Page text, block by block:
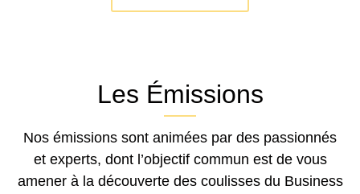
Les Émissions
Nos émissions sont animées par des passionnés
et experts, dont l’objectif commun est de vous
amener à la découverte des coulisses du Business